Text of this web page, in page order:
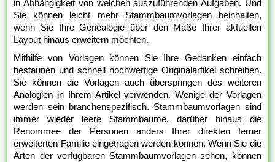
in Abhängigkeit von welchen auszuführenden Aufgaben. Und
Sie können leicht mehr Stammbaumvorlagen beinhalten,
wenn Sie Ihre Genealogie über den Maße Ihrer aktuellen
Layout hinaus erweitern möchten.
Mithilfe von Vorlagen können Sie Ihre Gedanken einfach
bestaunen und schnell hochwertige Originalartikel schreiben.
Sie können die Vorlagen auch überspringen des weiteren
Analogien in Ihrem Artikel verwenden. Wenige der Vorlagen
werden sein branchenspezifisch. Stammbaumvorlagen sind
immer wieder leere Stammbäume, darüber hinaus die
Renommee der Personen anders Ihrer direkten ferner
erweiterten Familie eingetragen werden können. Wenn Sie die
Arten der verfügbaren Stammbaumvorlagen sehen, können